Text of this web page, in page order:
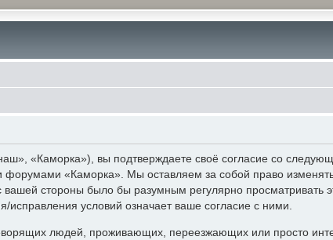
«Каморка»), вы подтверждаете своё согласие со
форумами «Каморка». Мы оставляем за собой право
стороны было бы разумным регулярно просматривать
условий означает ваше согласие с ними.
людей, проживающих, переезжающих или просто